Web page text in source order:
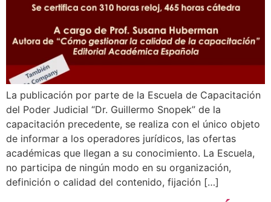
La publicación por parte de la Escuela de Capacitación
del Poder Judicial “Dr. Guillermo Snopek” de la
capacitación precedente, se realiza con el único objeto
de informar a los operadores jurídicos, las ofertas
académicas que llegan a su conocimiento. La Escuela,
no participa de ningún modo en su organización,
definición o calidad del contenido, fijación […]